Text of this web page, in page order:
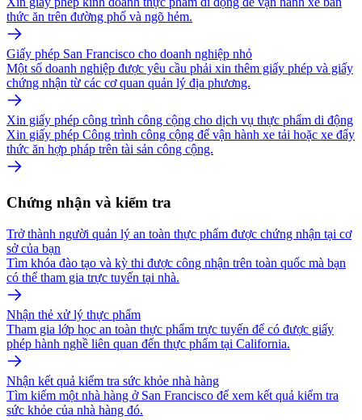
thức ăn trên đường phố và ngõ hẻm.
Giấy phép San Francisco cho doanh nghiệp nhỏ
Một số doanh nghiệp được yêu cầu phải xin thêm giấy phép và giấy
chứng nhận từ các cơ quan quản lý địa phương.
Xin giấy phép công trình công cộng cho dịch vụ thực phẩm di động
Xin giấy phép Công trình công cộng để vận hành xe tải hoặc xe đẩy
thức ăn hợp pháp trên tài sản công cộng.
Chứng nhận và kiểm tra
Trở thành người quản lý an toàn thực phẩm được chứng nhận tại cơ
sở của bạn
Tìm khóa đào tạo và kỳ thi được công nhận trên toàn quốc mà bạn
có thể tham gia trực tuyến tại nhà.
Nhận thẻ xử lý thực phẩm
Tham gia lớp học an toàn thực phẩm trực tuyến để có được giấy
phép hành nghề liên quan đến thực phẩm tại California.
Nhận kết quả kiểm tra sức khỏe nhà hàng
Tìm kiếm một nhà hàng ở San Francisco để xem kết quả kiểm tra
sức khỏe của nhà hàng đó.